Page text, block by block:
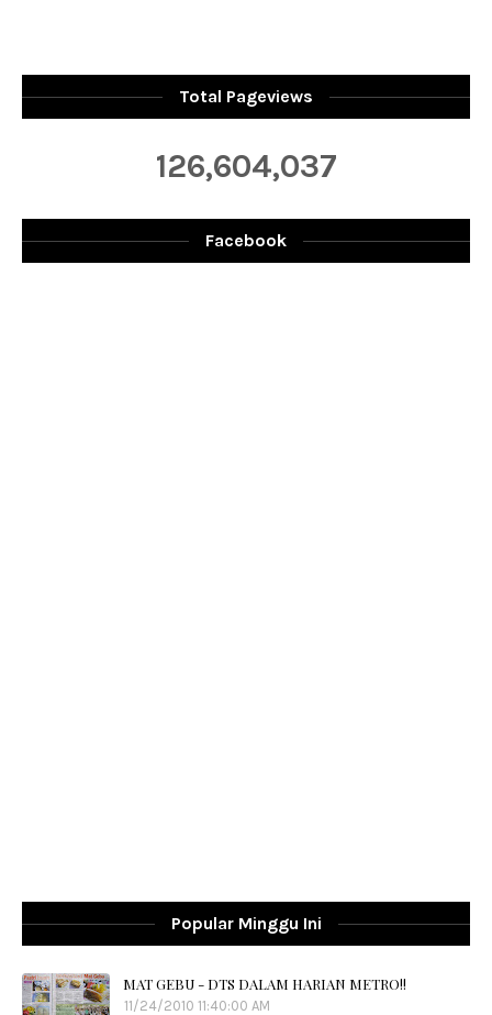
Total Pageviews
126,604,037
Facebook
Popular Minggu Ini
MAT GEBU - DTS DALAM HARIAN METRO!!
11/24/2010 11:40:00 AM